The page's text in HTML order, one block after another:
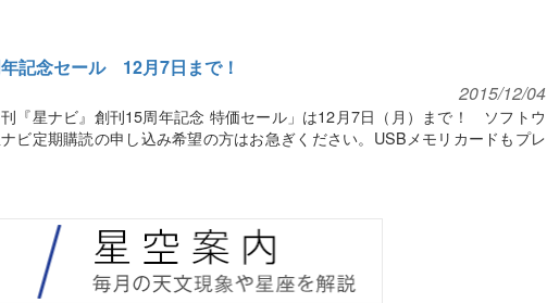
記念セール 12月7日まで！
2015/12/04
『星ナビ』創刊15周年記念 特価セール」は12月7日（月）まで！ ソフトウ
ビ定期購読の申し込み希望の方はお急ぎください。USBメモリカードもプレ